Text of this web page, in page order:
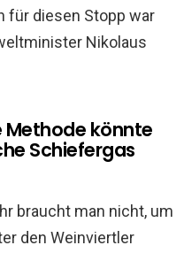
für diesen Stopp war
Nikolaus
Methode könnte
Schiefergas
braucht man nicht, um
den Weinviertler